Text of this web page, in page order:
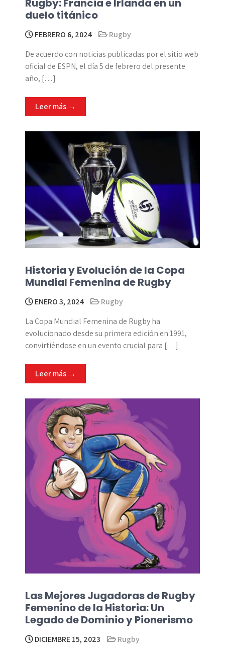
Rugby: Francia e Irlanda en un
duelo titánico
FEBRERO 6, 2024
Rugby
De acuerdo con noticias publicadas por el sitio web
oficial de ESPN, el día 5 de febrero del presente
año, […]
Leer más →
Historia y Evolución de la Copa
Mundial Femenina de Rugby
ENERO 3, 2024
Rugby
La Copa Mundial Femenina de Rugby ha
evolucionado desde su primera edición en 1991,
convirtiéndose en un evento crucial para […]
Leer más →
Las Mejores Jugadoras de Rugby
Femenino de la Historia: Un
Legado de Dominio y Pionerismo
DICIEMBRE 15, 2023
Rugby